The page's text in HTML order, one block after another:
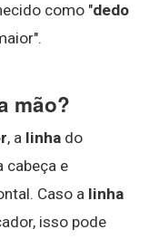
como "dedo
mão?
, a linha do
cabeça e
Caso a linha
isso pode